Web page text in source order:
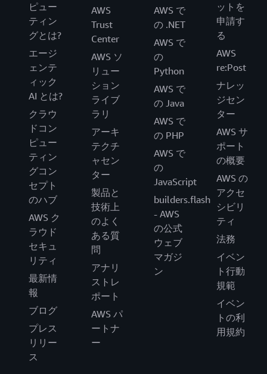
ピュー
ティン
グとは?
エージ
ェンテ
ィック
AI とは?
クラウ
ドコン
ピュー
ティン
グコン
セプト
のハブ
AWS ク
ラウド
セキュ
リティ
最新情
報
ブログ
プレス
リリー
ス
AWS
Trust
Center
AWS ソ
リュー
ション
ライブ
ラリ
アーキ
テクチ
ャセン
ター
製品と
技術上
のよく
ある質
問
アナリ
ストレ
ポート
AWS パ
ートナ
ー
AWS で
の .NET
AWS で
の
Python
AWS で
の Java
AWS で
の PHP
AWS で
の
JavaScript
builders.flash
- AWS
の公式
ウェブ
マガジ
ン
ットを
申請す
る
AWS
re:Post
ナレッ
ジセン
ター
AWS サ
ポート
の概要
AWS の
アクセ
シビリ
ティ
法務
イベン
ト行動
規範
イベン
トの利
用規約